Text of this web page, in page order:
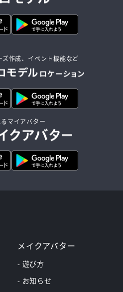
ズ作成、イベント機能など
マイアバター
メイクアバター
- 遊び方
- お知らせ